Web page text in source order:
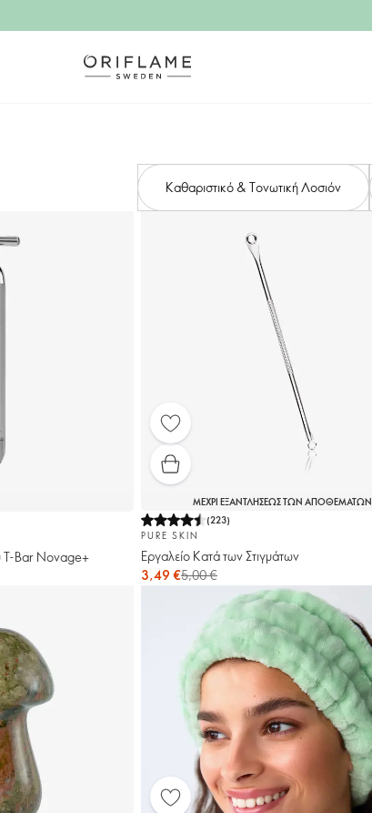
Καθαριστικό & Τονωτική Λοσιόν
Bar Novage+
ΜΕΧΡΙ ΕΞΑΝΤΛΗΣΕΩΣ ΤΩΝ ΑΠΟΘΕΜΑΤΩΝ
(223)
PURE SKIN
Εργαλείο Κατά των Στιγμάτων
3,49 €5,00 €